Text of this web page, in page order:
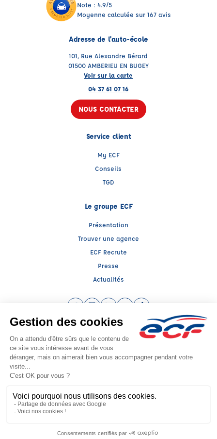
Note : 4.9/5
Moyenne calculée sur 167 avis
Adresse de l'auto-école
101, Rue Alexandre Bérard
01500 AMBERIEU EN BUGEY
Voir sur la carte
04 37 61 07 16
NOUS CONTACTER
Service client
My ECF
Conseils
TGD
Le groupe ECF
Présentation
Trouver une agence
ECF Recrute
Presse
Actualités
Instagram (nouvelle fenêtre)
LinkedIn (nouvelle fenêtre)
YouTube (nouvelle fenêtre)
TikTok (nouvelle
Raison sociale : R.C.R - Capital social: 5000€
SIREN: 830025631 - Numéro de TVA intracommunautaire: FR90 830025631
Agrément n°E1700100070
Siège social : 101, Rue Alexandre Bérard , AMBERIEU EN BUGEY (01500) -